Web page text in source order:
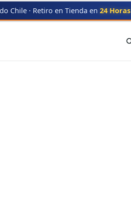
Chile · Retiro en Tienda en 24 Horas